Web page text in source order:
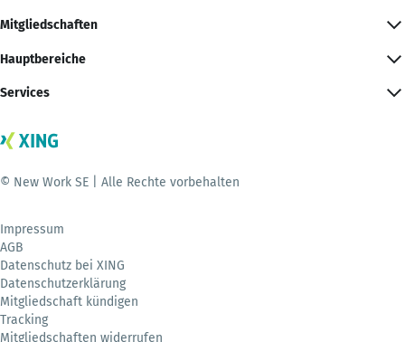
Mitgliedschaften
Hauptbereiche
Services
© New Work SE | Alle Rechte vorbehalten
Impressum
AGB
Datenschutz bei XING
Datenschutzerklärung
Mitgliedschaft kündigen
Tracking
Mitgliedschaften widerrufen